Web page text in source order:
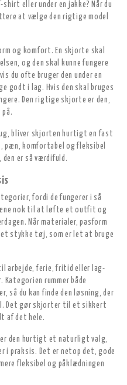
shirt eller under en jakke? Når du
at vælge den rigtige model
og komfort. En skjorte skal
og den skal kunne fungere
du ofte bruger den under en
godt i lag. Hvis den skal bruges
Den rigtige skjorte er den,
på.
bliver skjorten hurtigt en fast
pæn, komfortabel og fleksibel
er så værdifuld.
fordi de fungerer i så
nok til at løfte et outfit og
Når materialer, pasform
et stykke tøj, som er let at bruge
arbejde, ferie, fritid eller lag-
Kategorien rummer både
så du kan finde den løsning, der
Det gør skjorter til et sikkert
af det hele.
den hurtigt et naturligt valg,
i praksis. Det er netop det, gode
fleksibel og påklædningen